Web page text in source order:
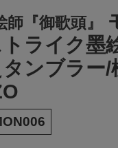
『御歌頭』
ライク墨
ンブラー/